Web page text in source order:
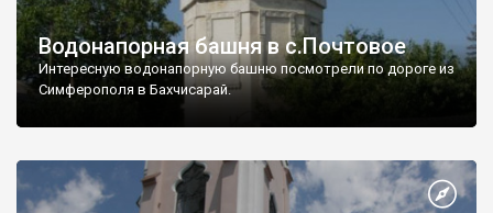
Водонапорная башня в с.Почтовое
Интересную водонапорную башню посмотрели по дороге из
Симферополя в Бахчисарай.